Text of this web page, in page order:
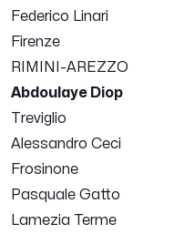
Federico Linari
Firenze
RIMINI-AREZZO
Abdoulaye Diop
Treviglio
Alessandro Ceci
Frosinone
Pasquale Gatto
Lamezia Terme